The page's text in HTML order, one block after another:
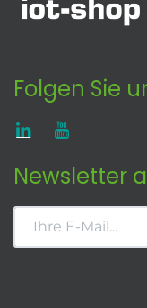
Folgen Sie
Newsletter